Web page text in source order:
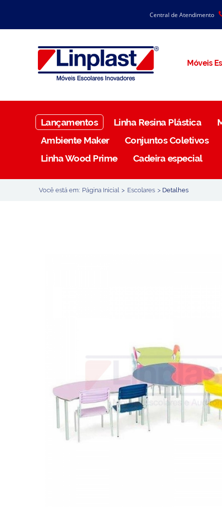
Central de Atendimento
Móveis
Lançamentos Linha Resina Plástica
Ambiente Maker
Conjuntos Coletivos
Linha Wood Prime
Cadeira especial
Você está em: Página Inicial > Escolares > Detalhes
Linha Resina Plástica
Universitária
Armários / Nichos
Conjuntos Coletivos
SOBRE A EMPRESA